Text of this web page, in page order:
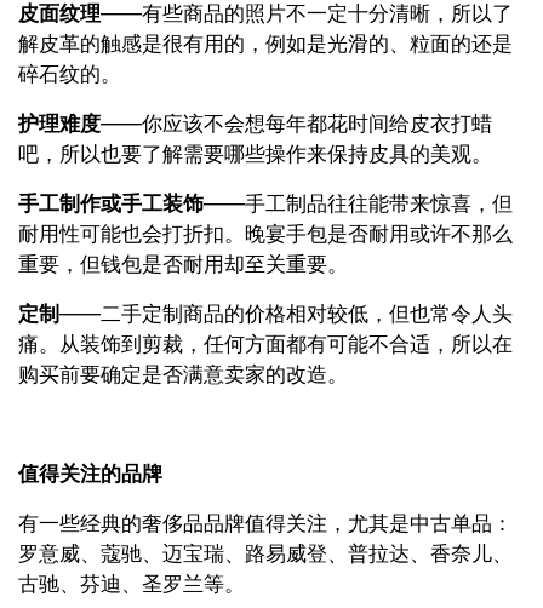
皮面纹理——有些商品的照片不一定十分清晰，所以了
解皮革的触感是很有用的，例如是光滑的、粒面的还是
碎石纹的。
护理难度——你应该不会想每年都花时间给皮衣打蜡
吧，所以也要了解需要哪些操作来保持皮具的美观。
手工制作或手工装饰——手工制品往往能带来惊喜，但
耐用性可能也会打折扣。晚宴手包是否耐用或许不那么
重要，但钱包是否耐用却至关重要。
定制 ——二手定制商品的价格相对较低，但也常令人头
痛。从装饰到剪裁，任何方面都有可能不合适，所以在
购买前要确定是否满意卖家的改造。
值得关注的品牌
有一些经典的奢侈品品牌值得关注，尤其是中古单品：
罗意威、蔻驰、迈宝瑞、路易威登、普拉达、香奈儿、
古驰、芬迪、圣罗兰等。